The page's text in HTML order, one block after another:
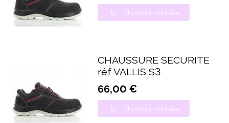
Choisir un modèle
CHAUSSURE SECURITE
réf VALLIS S3
66,00 €
Choisir un modèle